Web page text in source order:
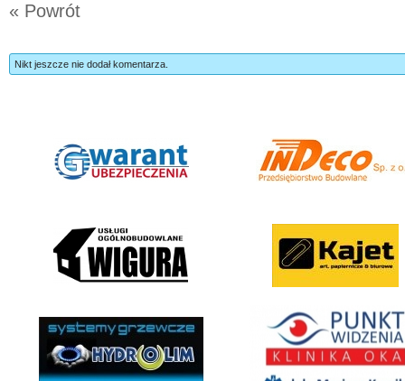
« Powrót
Nikt jeszcze nie dodał komentarza.